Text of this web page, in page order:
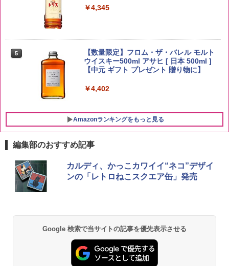
5kg
￥3,274
￥4,345
5
【数量限定】フロム・ザ・バレル モルト
ウイスキー500ml アサヒ [ 日本 500ml ]
【中元 ギフト プレゼント 贈り物に】
￥4,402
Amazonランキングをもっと見る
1
チキンラーメン どんぶり 85g×12個 日清
食品 インスタント カップ麺
【公式】ブタメン とんこつ味 35g×15個
| 業務用 夜食 カップラーメン ミニカップ
麺 小腹 インスタント アウトドアにも ロ
ーリングストック 大人買い おやつカン
1
[山善] スチームオーブンレンジ 25L 一人
暮らし 二人暮らし フラットテーブル ス
チーム調理 自動メニュー19種搭載 角皿
シャープ 過熱水蒸気 オーブンレンジ 23
L 1段調理 ブラック RE-WF232-B シンプ
編集部のおすすめ記事
カルディ、かっこカワイイ“ネコ”デザイ
ンの「レトロねこスクエア缶」発売
Google 検索で当サイトの記事を優先表示させる